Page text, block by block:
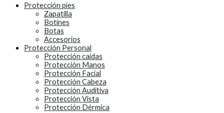
Protección pies
Zapatilla
Botines
Botas
Accesorios
Protección Personal
Protección caídas
Protección Manos
Protección Facial
Protección Cabeza
Protección Auditiva
Protección Vista
Protección Dérmica